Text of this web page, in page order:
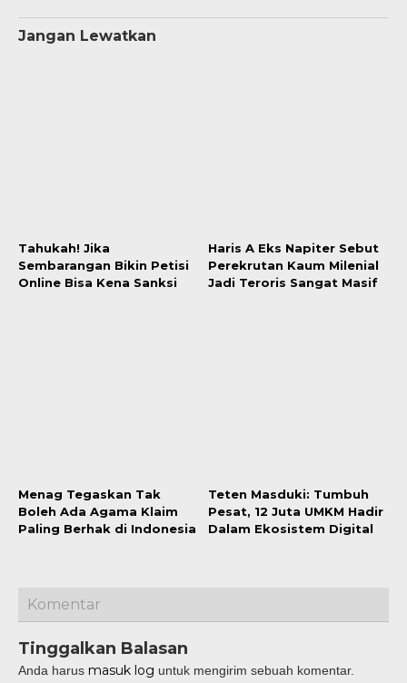
Jangan Lewatkan
Tahukah! Jika
Sembarangan Bikin Petisi
Online Bisa Kena Sanksi
Haris A Eks Napiter Sebut
Perekrutan Kaum Milenial
Jadi Teroris Sangat Masif
Menag Tegaskan Tak
Boleh Ada Agama Klaim
Paling Berhak di Indonesia
Teten Masduki: Tumbuh
Pesat, 12 Juta UMKM Hadir
Dalam Ekosistem Digital
Komentar
Tinggalkan Balasan
Anda harus masuk log untuk mengirim sebuah komentar.